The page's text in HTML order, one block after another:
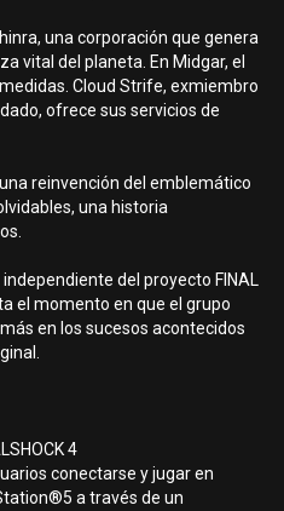
una corporación que genera
vital del planeta. En Midgar, el
Cloud Strife, exmiembro
ofrece sus servicios de
una reinvención del emblemático
una historia
del proyecto FINAL
el momento en que el grupo
en los sucesos acontecidos
4
conectarse y jugar en
a través de un